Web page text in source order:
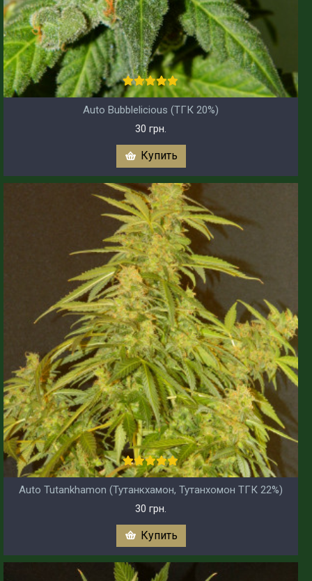
Auto Bubblelicious (ТГК 20%)
30 грн.
Купить
Auto Tutankhamon (Тутанкхамон, Тутанхомон ТГК 22%)
30 грн.
Купить